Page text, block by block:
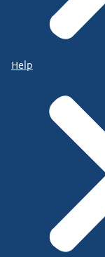
Help